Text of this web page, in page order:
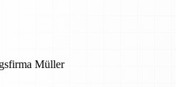
Müller